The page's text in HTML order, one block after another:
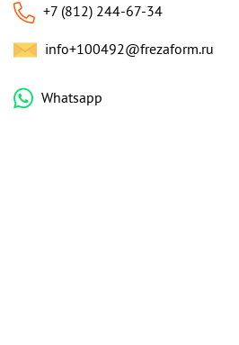
+7 (812) 244-67-34
info+100492@frezaform.ru
Whatsapp